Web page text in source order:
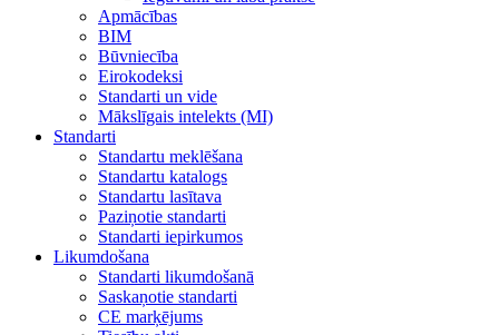
Apmācības
BIM
Būvniecība
Eirokodeksi
Standarti un vide
Mākslīgais intelekts (MI)
Standarti
Standartu meklēšana
Standartu katalogs
Standartu lasītava
Paziņotie standarti
Standarti iepirkumos
Likumdošana
Standarti likumdošanā
Saskaņotie standarti
CE marķējums